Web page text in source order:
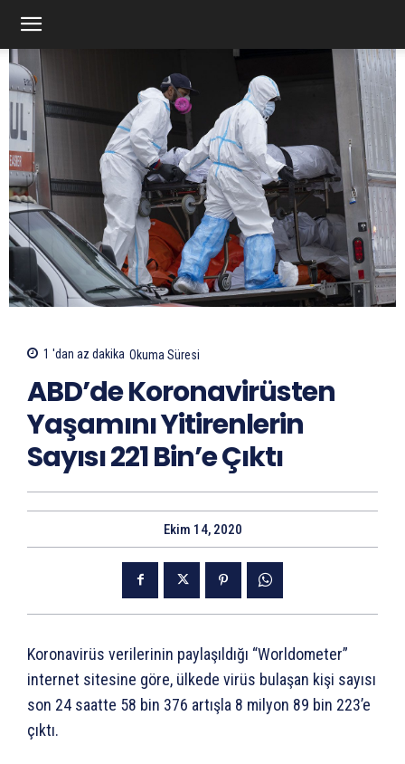
1 'dan az dakika Okuma Süresi
ABD’de Koronavirüsten
Yaşamını Yitirenlerin
Sayısı 221 Bin’e Çıktı
Ekim 14, 2020
Koronavirüs verilerinin paylaşıldığı “Worldometer”
internet sitesine göre, ülkede virüs bulaşan kişi sayısı
son 24 saatte 58 bin 376 artışla 8 milyon 89 bin 223’e
çıktı.